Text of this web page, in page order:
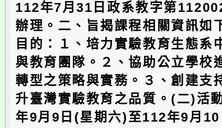
112年7月31日政系教字第
辦理。二、旨揭課程相關資訊如
目的：１、培力實驗教育生態系
與教育團隊。２、協助公立學校
轉型之策略與實務。３、創建支
升臺灣實驗教育之品質。(二)活
年9月9日(星期六)至112年9月